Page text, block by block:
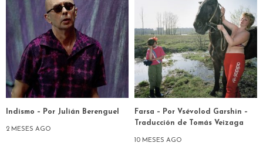
Indismo – Por Julián Berenguel
2 MESES AGO
Farsa – Por Vsévolod Garshin –
Traducción de Tomás Veizaga
10 MESES AGO